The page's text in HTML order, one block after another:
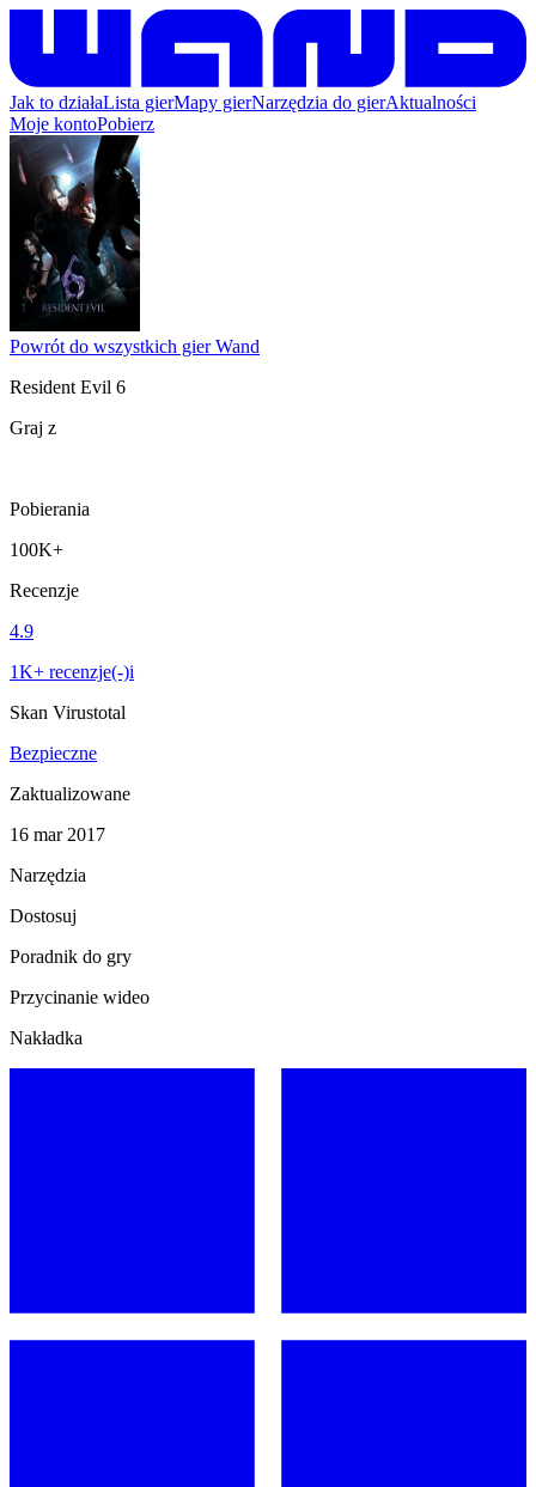
Jak to działaLista gierMapy gierNarzędzia do gierAktualności
Moje kontoPobierz
Powrót do wszystkich gier Wand
Resident Evil 6
Graj z
Pobierania
100K+
Recenzje
4.9
1K+ recenzje(-)i
Skan Virustotal
Bezpieczne
Zaktualizowane
16 mar 2017
Narzędzia
Dostosuj
Poradnik do gry
Przycinanie wideo
Nakładka